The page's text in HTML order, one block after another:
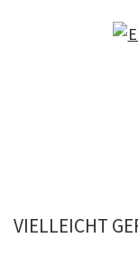
VIELLEICHT